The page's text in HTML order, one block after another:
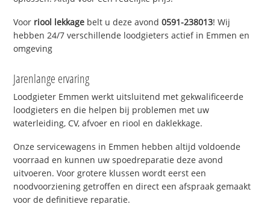
Voor riool lekkage belt u deze avond0591-238013! Wij
hebben 24/7 verschillende loodgieters actief in Emmen en
omgeving
Jarenlange ervaring
Loodgieter Emmen werkt uitsluitend met gekwalificeerde
loodgieters en die helpen bij problemen met uw
waterleiding, CV, afvoer en riool en daklekkage.
Onze servicewagens in Emmen hebben altijd voldoende
voorraad en kunnen uw spoedreparatie deze avond
uitvoeren. Voor grotere klussen wordt eerst een
noodvoorziening getroffen en direct een afspraak gemaakt
voor de definitieve reparatie.